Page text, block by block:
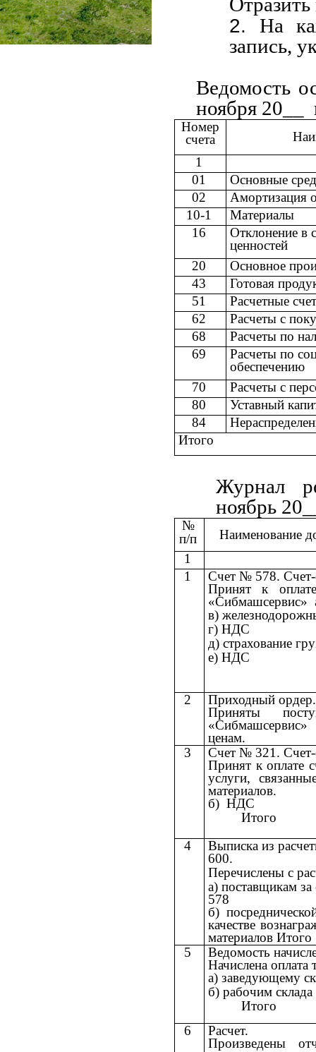
На
запись,
Ведомость
ноября 20__
Номер
счета
1
01
Основные
02
Амортизация
10-1
Материалы
16
Отклонение в
ценностей
20
Основное
43
Готовая
51
Расчетные
62
Расчеты с
68
Расчеты по
69
Расчеты по
обеспечению
70
Расчеты с
80
Уставный
84
Итого
Журнал
ноябрь
№
п/п
Наименование
1
1
Счет № 578.
Принят к
«Сибмашсервис»
в)
г) НДС
д) страхование
е) НДС
2
Приходный ордер.
Приняты
ценам.
3
Счет № 321.
Принят к оплате
услуги,
материалов.
б) НДС
Итого
4
Выписка из
600.
Перечислены с
а) поставщикам
578
б)
качестве
материалов Итого
5
Ведомость
Начислена оплата
а) заведующему
б) рабочим склада
Итого
6
Расчет.
Произведены